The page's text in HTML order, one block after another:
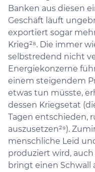
Banken aus diesen
Geschäft läuft
exportiert sogar
Krieg²⁸. Die immer
selbstredend nicht
Energiekonzerne
einem steigendem
etwas tun müsste,
dessen Kriegsetat
Tagen entschieden,
auszusetzen²⁹).
menschliche Leid
produziert wird,
bringt einen Schwall